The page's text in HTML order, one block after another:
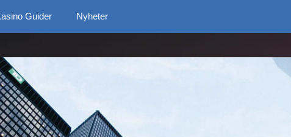
Guider Nyheter